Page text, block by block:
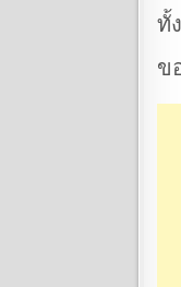
ทั้
ข